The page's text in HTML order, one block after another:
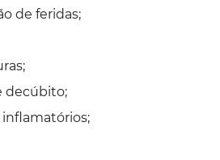
de feridas;
decúbito;
inflamatórios;